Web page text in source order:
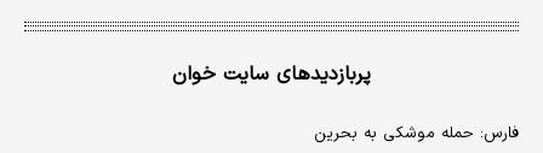
پربازدیدهای سایت خوان
فارس: حمله موشکی به بحرین